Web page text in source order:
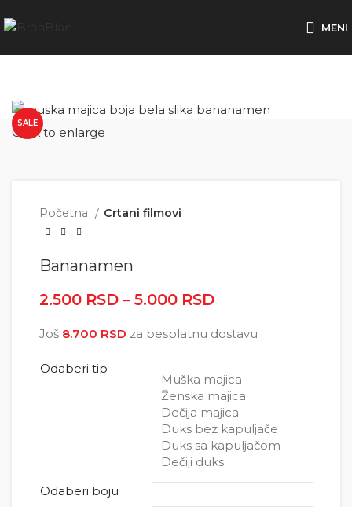
MENI
SALE
Click to enlarge
Početna Crtani filmovi
Bananamen
2.500 RSD – 5.000 RSD
5.000 RSD
Još 8.700 RSD za besplatnu dostavu
Odaberi tip
Muška majica
Ženska majica
Dečija majica
Duks bez kapuljače
Duks sa kapuljačom
Dečiji duks
Odaberi boju